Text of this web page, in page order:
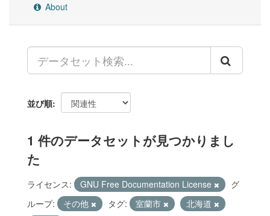
About
並び順
1 件のデータセットが見つかりまし
た
ライセンス: GNU Free Documentation License
グ
ループ:
その他 タグ: 室蘭市
北海道